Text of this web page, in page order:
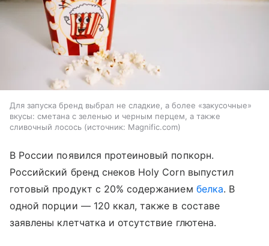
Для запуска бренд выбрал не сладкие, а более «закусочные»
вкусы: сметана с зеленью и черным перцем, а также
сливочный лосось
источник: Magnific.com
В России появился протеиновый попкорн.
Российский бренд снеков Holy Corn выпустил
готовый продукт с 20% содержанием белка. В
одной порции — 120 ккал, также в составе
заявлены клетчатка и отсутствие глютена.